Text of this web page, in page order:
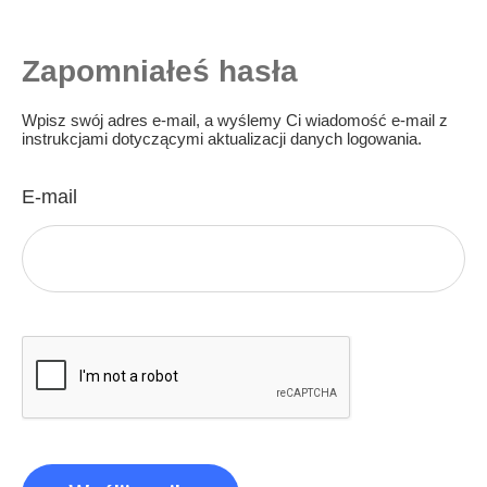
Zapomniałeś hasła
Wpisz swój adres e-mail, a wyślemy Ci wiadomość e-mail z
instrukcjami dotyczącymi aktualizacji danych logowania.
E-mail